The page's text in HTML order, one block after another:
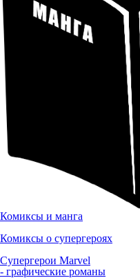
Комиксы и манга
Комиксы о супергероях
Супергерои Marvel
- графические романы